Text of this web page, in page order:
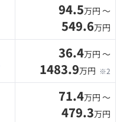
94.5万円 〜
549.6万円
36.4万円 〜
1483.9万円 ※2
71.4万円 〜
479.3万円